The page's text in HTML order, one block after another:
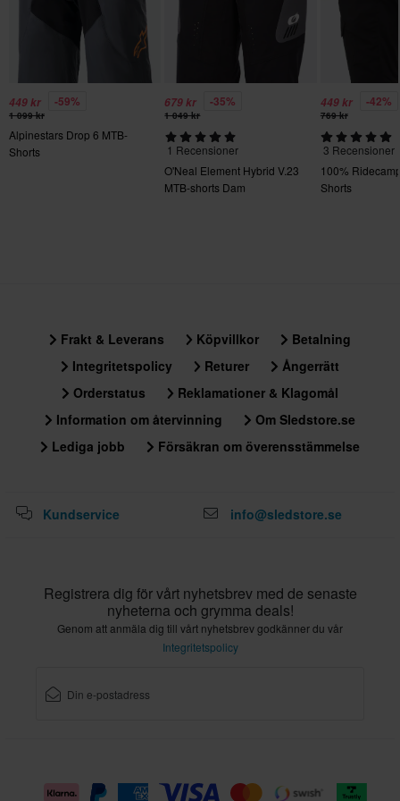
251 x 300 x 183 mm
135 x 305 x 70 mm
251 x 300 x 183 mm
449 kr -59%
1 099 kr
Alpinestars Drop 6 MTB-
Shorts
679 kr -35%
1 049 kr
1 Recensioner
O'Neal Element Hybrid V.23
MTB-shorts Dam
449 kr -42%
769 kr
3 Recensioner
100%
Shorts
Frakt & Leverans Köpvillkor
Betalning
Integritetspolicy
Returer
Ångerrätt
Orderstatus
Reklamationer & Klagomål
Information om återvinning
Om Sledstore.se
Lediga jobb
Försäkran om överensstämmelse
Kundservice info@sledstore.se
Registrera dig för vårt nyhetsbrev med de senaste
nyheterna och grymma deals!
Genom att anmäla dig till vårt nyhetsbrev godkänner du vår
Integritetspolicy